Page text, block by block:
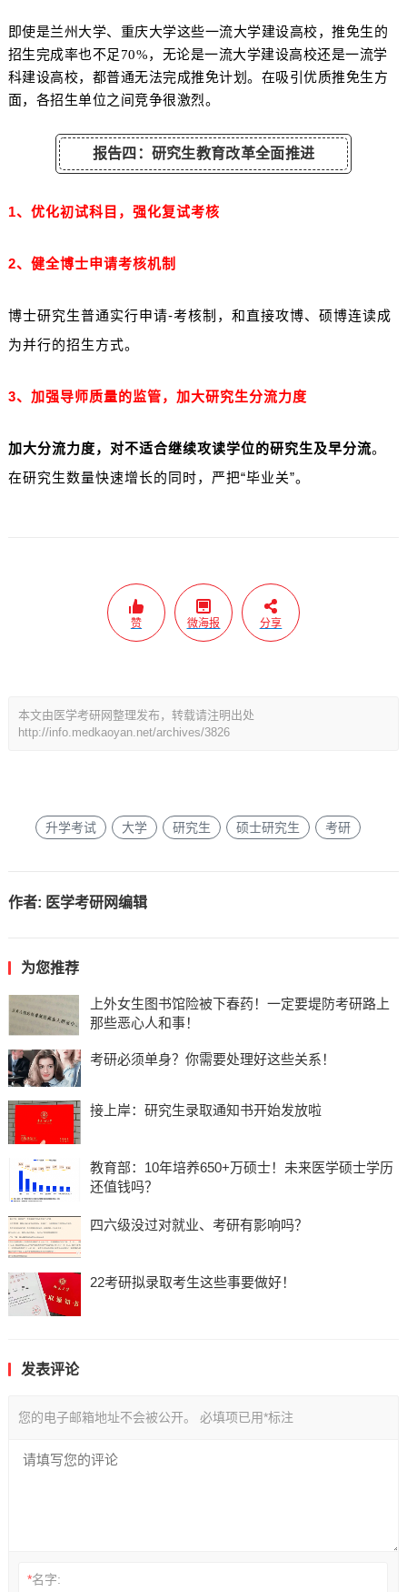
即使是兰州大学、重庆大学这些一流大学建设高校，推免生的
招生完成率也不足70%，无论是一流大学建设高校还是一流学
科建设高校，都普通无法完成推免计划。在吸引优质推免生方
面，各招生单位之间竞争很激烈。
报告四：研究生教育改革全面推进
1、优化初试科目，强化复试考核
2、健全博士申请考核机制
博士研究生普通实行申请-考核制，和直接攻博、硕博连读成
为并行的招生方式。
3、加强导师质量的监管，加大研究生分流力度
加大分流力度，对不适合继续攻读学位的研究生及早分流。
在研究生数量快速增长的同时，严把“毕业关”。
赞 微海报 分享
本文由医学考研网整理发布，转载请注明出处
http://info.medkaoyan.net/archives/3826
升学考试 大学 研究生 硕士研究生 考研
作者: 医学考研网编辑
为您推荐
上外女生图书馆险被下春药！一定要堤防考研路上
那些恶心人和事！
考研必须单身？你需要处理好这些关系！
接上岸：研究生录取通知书开始发放啦
教育部：10年培养650+万硕士！未来医学硕士学历
还值钱吗？
四六级没过对就业、考研有影响吗？
22考研拟录取考生这些事要做好！
发表评论
您的电子邮箱地址不会被公开。 必填项已用*标注
*名字: